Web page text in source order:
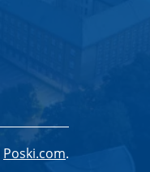
Poski.com.